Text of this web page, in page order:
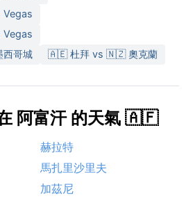
哥城
🇦🇪 杜拜 vs 🇳🇿 奧克蘭
阿富汗 的天氣 🇦🇫
赫拉特
馬扎里沙里夫
加茲尼